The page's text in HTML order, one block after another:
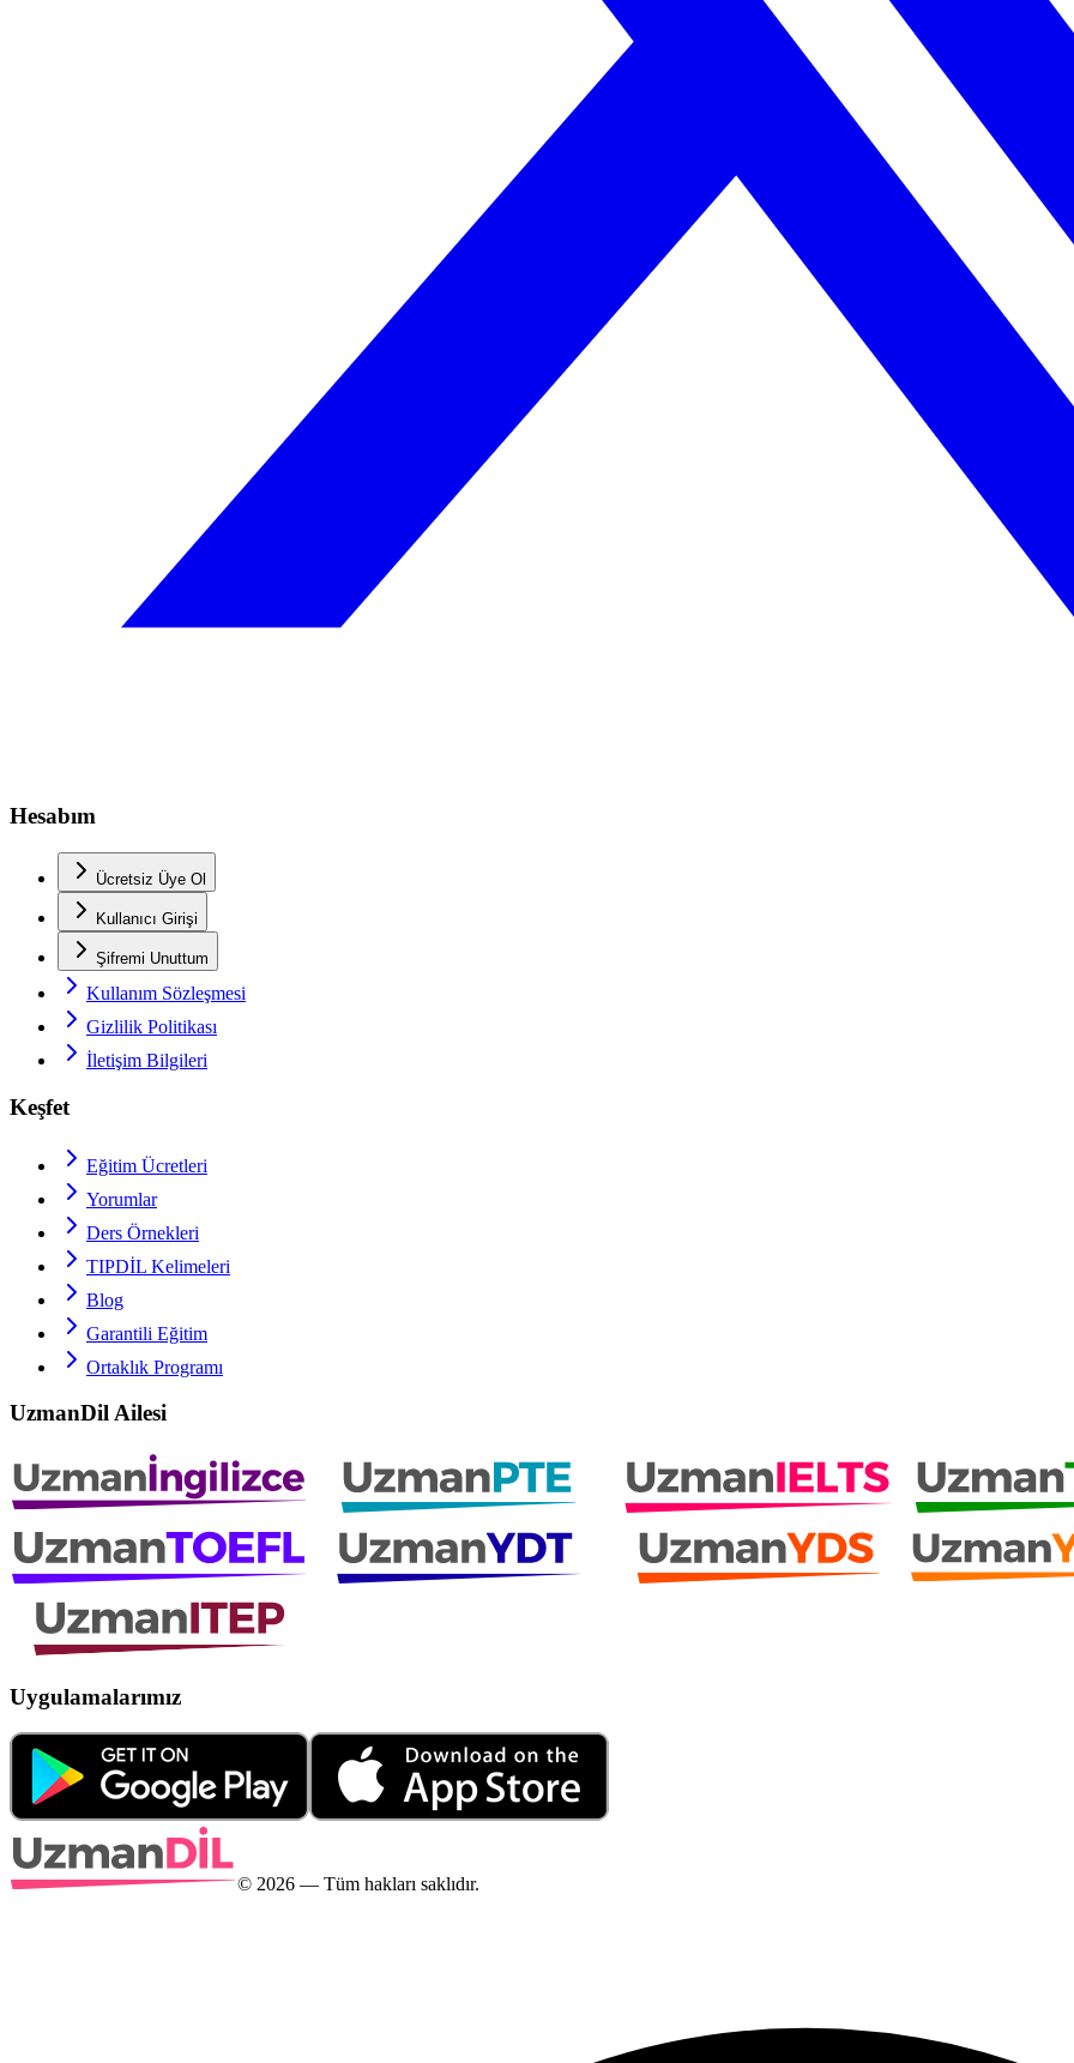
Hesabım
Ücretsiz Üye Ol
Kullanıcı Girişi
Şifremi Unuttum
Kullanım Sözleşmesi
Gizlilik Politikası
İletişim Bilgileri
Keşfet
Eğitim Ücretleri
Yorumlar
Ders Örnekleri
TIPDİL Kelimeleri
Blog
Garantili Eğitim
Ortaklık Programı
UzmanDil Ailesi
Uygulamalarımız
© 2026 — Tüm hakları saklıdır.